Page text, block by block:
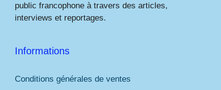
public francophone à travers des articles,
interviews et reportages.
Informations
Conditions générales de ventes